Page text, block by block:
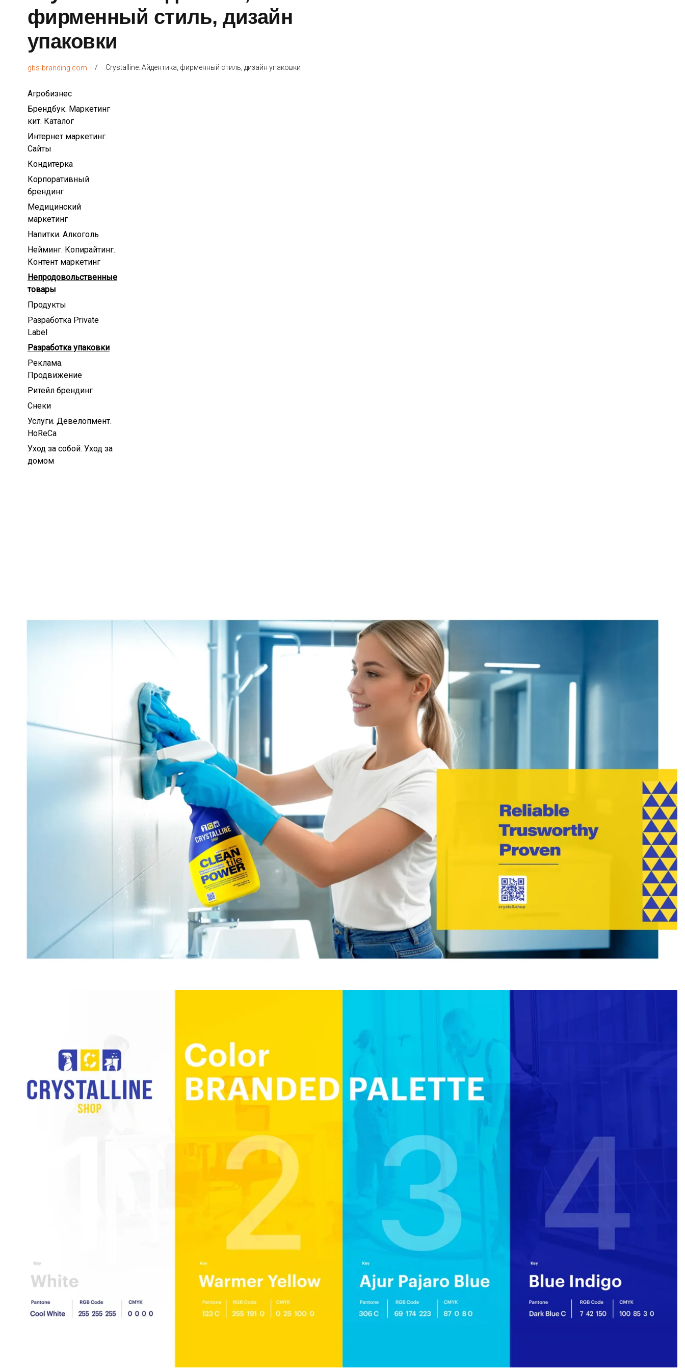
фирменный стиль, дизайн
упаковки
gbs-branding.com / Сrystalline. Айдентика, фирменный стиль, дизайн упаковки
Агробизнес
Брендбук. Маркетинг
кит. Каталог
Интернет маркетинг.
Сайты
Кондитерка
Корпоративный
брендинг
Медицинский
маркетинг
Напитки. Алкоголь
Нейминг. Копирайтинг.
Контент маркетинг
Непродовольственные
товары
Продукты
Разработка Private
Label
Разработка упаковки
Реклама.
Продвижение
Ритейл брендинг
Снеки
Услуги. Девелопмент.
HoReCa
Уход за собой. Уход за
домом